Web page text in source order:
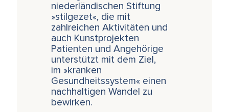
niederländischen Stiftung
»stilgezet«, die mit
zahlreichen Aktivitäten und
auch Kunstprojekten
Patienten und Angehörige
unterstützt mit dem Ziel,
im »kranken
Gesundheitssystem« einen
nachhaltigen Wandel zu
bewirken.